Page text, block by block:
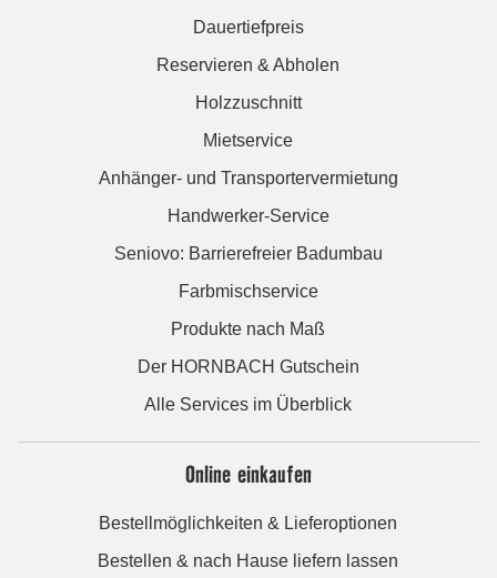
Dauertiefpreis
Reservieren & Abholen
Holzzuschnitt
Mietservice
Anhänger- und Transportervermietung
Handwerker-Service
Seniovo: Barrierefreier Badumbau
Farbmischservice
Produkte nach Maß
Der HORNBACH Gutschein
Alle Services im Überblick
Online einkaufen
Bestellmöglichkeiten & Lieferoptionen
Bestellen & nach Hause liefern lassen